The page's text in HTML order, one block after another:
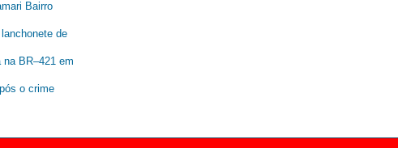
Bairro
de
BR–421 em
o crime